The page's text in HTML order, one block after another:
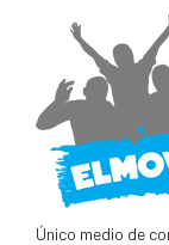
Único medio de